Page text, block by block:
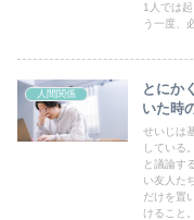
1人では
う一度、
人間関係
とにか
いた時
せいじは
している
と議論す
い友人た
だけを置
けること